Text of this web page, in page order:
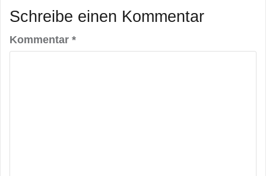
Schreibe einen Kommentar
Kommentar *